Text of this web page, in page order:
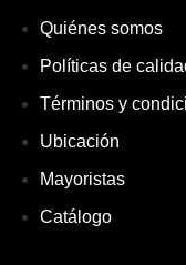
Quiénes somos
Políticas de
Términos y
Ubicación
Mayoristas
Catálogo